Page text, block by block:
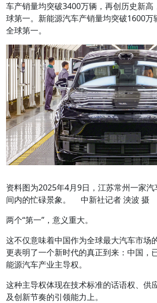
车产销量均突破3400万辆，再创历史新高
球第一。新能源汽车产销量均突破1600万
全球第一。
资料图为2025年4月9日，江苏常州一家
间内的忙碌景象。 中新社记者 泱波 摄
两个“第一”，意义重大。
这不仅意味着中国作为全球最大汽车市场
更表明了一个新时代的真正到来：中国，
能源汽车产业主导权。
这种主导权体现在技术标准的话语权、供
及创新节奏的引领能力上。